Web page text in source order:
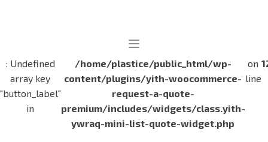
: Undefined
array key
"button_label"
in
/home/plastice/public_html/wp-
content/plugins/yith-woocommerce-
request-a-quote-
premium/includes/widgets/class.yith-
ywraq-mini-list-quote-widget.php
on
line